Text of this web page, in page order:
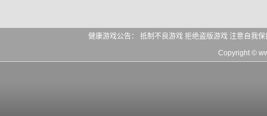
健康游戏公告： 抵制不良游戏 拒绝盗版游戏 注意自我
Copyright ©